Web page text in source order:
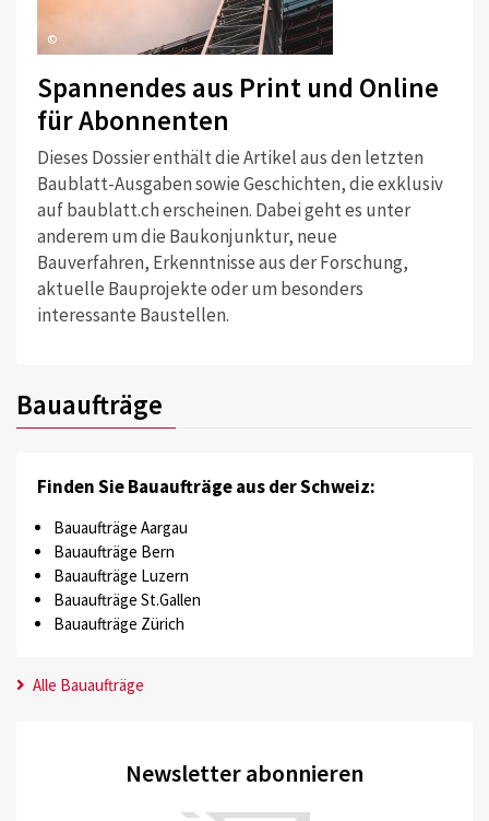
©
Spannendes aus Print und Online
für Abonnenten
Dieses Dossier enthält die Artikel aus den letzten
Baublatt-Ausgaben sowie Geschichten, die exklusiv
auf baublatt.ch erscheinen. Dabei geht es unter
anderem um die Baukonjunktur, neue
Bauverfahren, Erkenntnisse aus der Forschung,
aktuelle Bauprojekte oder um besonders
interessante Baustellen.
Bauaufträge
Finden Sie Bauaufträge aus der Schweiz:
Bauaufträge Aargau
Bauaufträge Bern
Bauaufträge Luzern
Bauaufträge St.Gallen
Bauaufträge Zürich
Alle Bauaufträge
Newsletter abonnieren